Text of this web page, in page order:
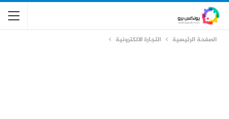
الصفحة الرئيسية التجارة الالكترونية